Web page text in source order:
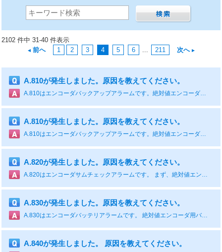
2102 件中 31-40 件表示
前へ
1 2 3 4 5 6 ... 211 次へ
A.810が発生しました。原因を教えてください。
A.810はエンコーダバックアップアラームです。絶対値エンコーダリセット(下図参照)を実行して電源再投入し、アラーム解除後は装置側の原点設定をしてください。バッテリの電圧が低下している場合には、バッテリの交換も実施してください。 対処方法は、下表を参照ください。 原因 確認方法 対処方法 絶対値エンコーダに初めて電源を投入した 最初の電源投入かどうかを確認する。 エンコーダのセットアップ操作を行う。 エンコーダケーブルを一度外し，再接続した 最初の電源投入かどうかを確認する。 エンコーダの接続を確認し，エンコーダのセットアップ操作を行う。 サーボパックからの制御電源(+5 V)及びバッテリ電源の両方ともダウンしている エンコーダコネクタのバッテリやコネクタの状態が正しいかどうかを確認する。 エンコーダへの電源供給（バッテリ交換など）を修復後，エンコーダのセットアップ操作を行う。 絶対値エンコーダの故障 - 再セットアップ操作を行ってもアラームが解除されない場合は，サーボモータを交換する。 サーボパックの故障 - サーボパック故障の可能性あり。サーボパックを交換する。 絶対値エンコーダの場合 エンコーダを再度セットアップする。それでも頻発する場合は，サーボモータ故障の可能性あり。サーボモータを交換する。 ■パネルオペレータ使用時 ※ここからはSigmaWin+ご使用時の操作方法です。 通信ケーブルは市販品ではなく、当社推奨品「JZSP-CVS06-02-E」をご使用ください。 ■SigmaWin+ Ver.5 使用時 ※SigmaWin+ Ver.5使用時はメニューバーから「セットアップ」ー「絶対値エンコーダ設定」ー「絶対値エンコーダリセット」より実行してください。 ※以下にSigmaWin+ Ver.5の簡易操作手順書がございますので合わせてご活用ください。 https://www.e-mechatronics.com/jsp_ssl/support/afterservice/maintainance/EOS-CS-2035.pdf ※以下よりSigmaWin+ Ver.5をダウンロードいただけます。 https://www.e-mechatronics.com/download/tool/servo/sgmwinpls/download.html ■SigmaWin+ Ver.7 使用時 ※SigmaWin+ Ver.7 使用時はメニューから「エンコーダ設定」ー「絶対値エンコーダリセット」より実行してください。 ※以下にSigmaWin+ Ver.7の簡易操作手順書がございますので合わせてご活用ください。 https://www.e-mechatronics.com/jsp_ssl/support/afterservice/maintainance/EOS-CS-2042.pdf ※以下よりSigmaWin+ Ver.7をダウンロードいただけます。 https://www.e-mechatronics.com/download/tool/servo/sgmwinplsver7/download.html あわせて読みたい！「絶対値エンコーダ用バッテリ形式について」 あわせて読みたい！「絶対値エンコーダをインクリメンタルとして使用する設定について」 あわせて読みたい！「インクリメンタル仕様から絶対値仕様へ変更時の注意点について」 あわせて読みたい！FAQ-20162「SigmaWin+マニュアル」
A.810が発生しました。原因を教えてください。
A.810はエンコーダバックアップアラームです。絶対値エンコーダリセット(下図参照)を実行して電源再投入し、アラーム解除後は装置側の原点設定をしてください。バッテリの電圧が低下している場合には、バッテリの交換も実施してください。 対処方法は、下表を参照ください。 原因 確認方法 対処方法 絶対値エンコーダに初めて電源を投入した 最初の電源投入かどうかを確認する。 エンコーダのセットアップ操作を行う。 エンコーダケーブルを一度外し，再接続した 最初の電源投入かどうかを確認する。 エンコーダの接続を確認し，エンコーダのセットアップ操作を行う。 サーボパックからの制御電源(+5 V)及びバッテリ電源の両方ともダウンしている エンコーダコネクタのバッテリやコネクタの状態が正しいかどうかを確認する。 エンコーダへの電源供給（バッテリ交換など）を修復後，エンコーダのセットアップ操作を行う。 絶対値エンコーダの故障 - 再セットアップ操作を行ってもアラームが解除されない場合は，サーボモータを交換する。 サーボパックの故障 - サーボパック故障の可能性あり。サーボパックを交換する。 絶対値エンコーダの場合 エンコーダを再度セットアップする。それでも頻発する場合は，サーボモータ故障の可能性あり。サーボモータを交換する。 ■パネルオペレータ使用時 ※ここからはSigmaWin+ご使用時の操作方法です。 通信ケーブルは市販品ではなく、当社推奨品「JZSP-CVS06-02-E」をご使用ください。 ■SigmaWin+ Ver.5 使用時 ※SigmaWin+ Ver.5使用時はメニューバーから「セットアップ」ー「絶対値エンコーダ設定」ー「絶対値エンコーダリセット」より実行してください。 ※以下にSigmaWin+ Ver.5の簡易操作手順書がございますので合わせてご活用ください。 https://www.e-mechatronics.com/jsp_ssl/support/afterservice/maintainance/EOS-CS-2035.pdf ※以下よりSigmaWin+ Ver.5をダウンロードいただけます。 https://www.e-mechatronics.com/download/tool/servo/sgmwinpls/download.html ■SigmaWin+ Ver.7 使用時 ※SigmaWin+ Ver.7 使用時はメニューから「エンコーダ設定」ー「絶対値エンコーダリセット」より実行してください。 ※以下にSigmaWin+ Ver.7の簡易操作手順書がございますので合わせてご活用ください。 https://www.e-mechatronics.com/jsp_ssl/support/afterservice/maintainance/EOS-CS-2042.pdf ※以下よりSigmaWin+ Ver.7をダウンロードいただけます。 https://www.e-mechatronics.com/download/tool/servo/sgmwinplsver7/download.html あわせて読みたい！「絶対値エンコーダ用バッテリ形式について」 あわせて読みたい！「絶対値エンコーダをインクリメンタルとして使用する設定について」 あわせて読みたい！「インクリメンタル仕様から絶対値仕様へ変更時の注意点について」 あわせて読みたい！FAQ-20162「SigmaWin+マニュアル」
A.820が発生しました。原因を教えてください。
A.820はエンコーダサムチェックアラームです。 まず、絶対値エンコーダのセットアップを実行してアラーム解除できるかを確認ください。解除できない場合は下表を参照ください。 原因 確認方法 対処方法 エンコーダの故障 - 1回転絶対値エンコーダまたはインクリメンタルエンコーダの場合 サーボモータ故障の可能性あり。サーボモータを交換する。 リニアエンコーダ故障の可能性あり。リニアエンコーダを交換する。 サーボパックの故障 - サーボパック故障の可能性あり。サーボパックを交換する。 あわせて読みたい！FAQ-20221「絶対値エンコーダのセットアップ手順」
A.830が発生しました。原因を教えてください。
A.830はエンコーダバッテリアラームです。 絶対値エンコーダ用バッテリ電圧が規定値以下になると発生します。 対処方法は下表を参照ください。 原因 確認方法 対処方法 バッテリ接続不良，未接続 バッテリの接続を確認する。 バッテリを正しく接続する。 バッテリの電圧が規定値(2.7 V)より低い バッテリの電圧を測定する。 バッテリを交換する。 サーボパックの故障 - サーボパック故障の可能性あり。サーボパックを交換する。
A.840が発生しました。 原因を教えてください。